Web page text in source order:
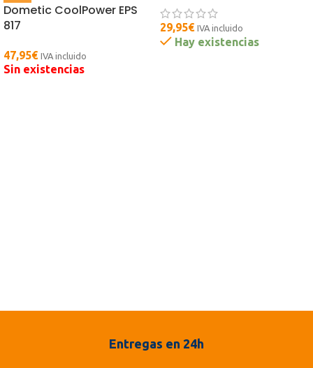
Dometic CoolPower EPS
817
47,95€ IVA incluido
Sin existencias
29,95€ IVA incluido
Hay existencias
Entregas en 24h